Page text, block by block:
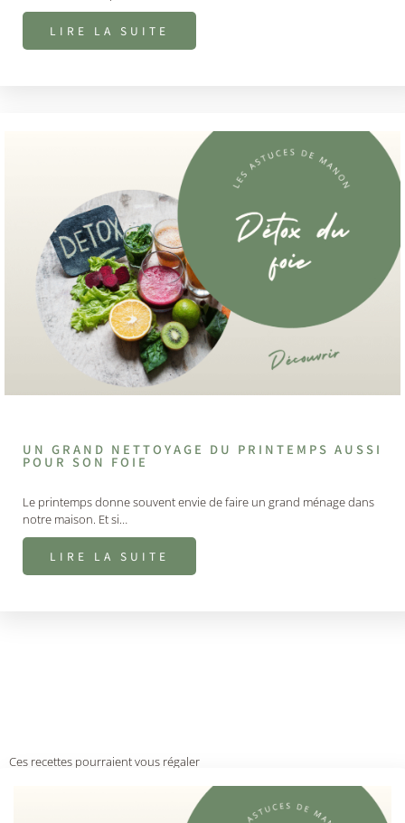
LIRE LA SUITE
UN GRAND NETTOYAGE DU PRINTEMPS AUSSI
POUR SON FOIE
Le printemps donne souvent envie de faire un grand ménage dans
notre maison. Et si…
LIRE LA SUITE
Ces recettes pourraient vous régaler